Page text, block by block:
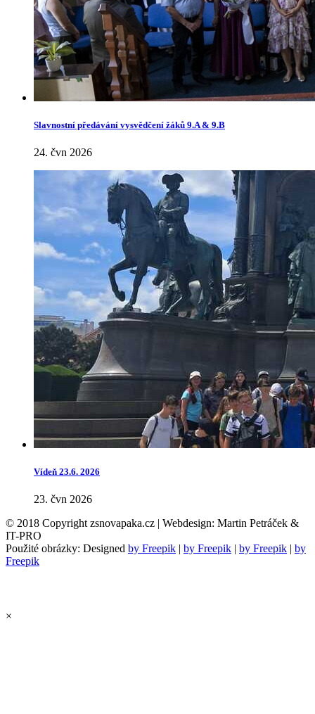
Slavnostní předávání vysvědčení žáků 9.A & 9.B
24. čvn 2026
Vídeň 23.6. 2026
23. čvn 2026
© 2018 Copyright zsnovapaka.cz | Webdesign: Martin Petráček &
IT-PRO
Použité obrázky: Designed by Freepik | by Freepik | by Freepik | by
Freepik
×